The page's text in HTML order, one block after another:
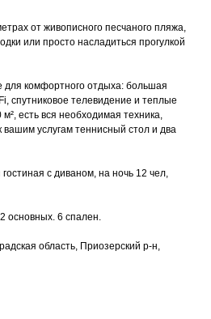
от живописного песчаного пляжа,
или просто насладиться прогулкой
для комфортного отдыха: большая
спутниковое телевидение и теплые
есть вся необходимая техника,
вашим услугам теннисный стол и два
с диваном, на ночь 12 чел,
основных. 6 спален.
область, Приозерский р-н,